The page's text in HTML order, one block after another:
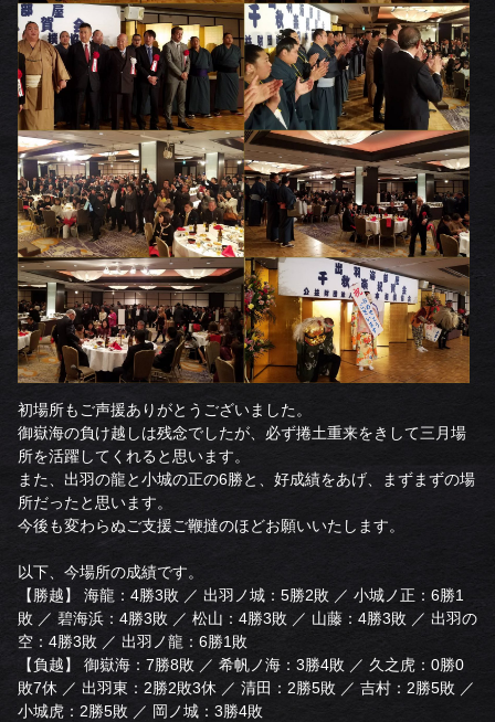
初場所もご声援ありがとうございました。
御嶽海の負け越しは残念でしたが、必ず捲土重来をきして三月場
所を活躍してくれると思います。
また、出羽の龍と小城の正の6勝と、好成績をあげ、まずまずの場
所だったと思います。
今後も変わらぬご支援ご鞭撻のほどお願いいたします。
以下、今場所の成績です。
【勝越】 海龍：4勝3敗 ／ 出羽ノ城：5勝2敗 ／ 小城ノ正：6勝1
敗 ／ 碧海浜：4勝3敗 ／ 松山：4勝3敗 ／ 山藤：4勝3敗 ／ 出羽の
空：4勝3敗 ／ 出羽ノ龍：6勝1敗
【負越】 御嶽海：7勝8敗 ／ 希帆ノ海：3勝4敗 ／ 久之虎：0勝0
敗7休 ／ 出羽東：2勝2敗3休 ／ 清田：2勝5敗 ／ 吉村：2勝5敗 ／
小城虎：2勝5敗 ／ 岡ノ城：3勝4敗